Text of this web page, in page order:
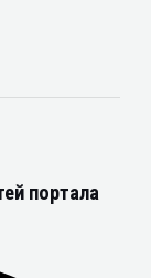
портала